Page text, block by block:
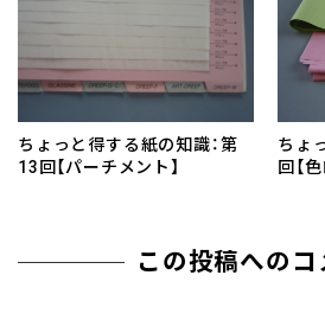
ちょっと得する紙の知識：第
13回【パーチメント】
ちょ
回【
この投稿へのコ